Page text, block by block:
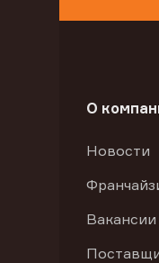
О
Новости
Вакансии